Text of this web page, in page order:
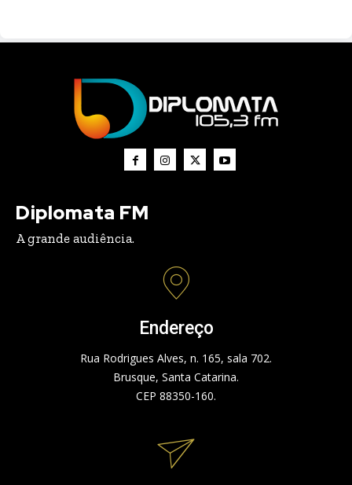
Diplomata FM
A grande audiência.
Endereço
Rua Rodrigues Alves, n. 165, sala 702.
Brusque, Santa Catarina.
CEP 88350-160.